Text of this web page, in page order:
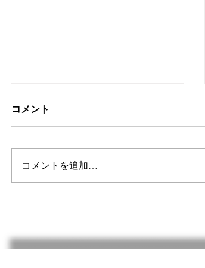
１７台作ってみた結果
ある程度の台数作ってみて確実に
１７台中５台が動作不良となりま
した。 内容的には組み立て作業
コメント
コメントを追加…